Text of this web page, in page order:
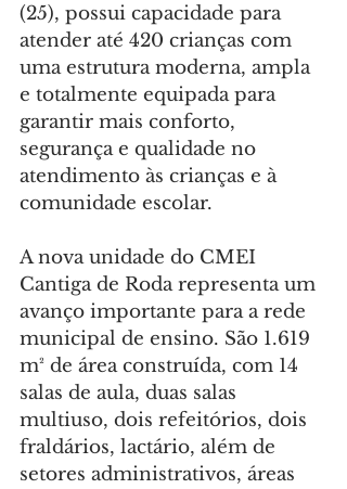
(25), possui capacidade para
atender até 420 crianças com
uma estrutura moderna, ampla
e totalmente equipada para
garantir mais conforto,
segurança e qualidade no
atendimento às crianças e à
comunidade escolar.
A nova unidade do CMEI
Cantiga de Roda representa um
avanço importante para a rede
municipal de ensino. São 1.619
m² de área construída, com 14
salas de aula, duas salas
multiuso, dois refeitórios, dois
fraldários, lactário, além de
setores administrativos, áreas